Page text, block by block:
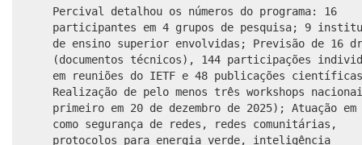
Percival detalhou os números do programa: 16
participantes em 4 grupos de pesquisa; 9
de ensino superior envolvidas; Previsão de 16
(documentos técnicos), 144 participações
em reuniões do IETF e 48 publicações
Realização de pelo menos três workshops
primeiro em 20 de dezembro de 2025); Atuação em
como segurança de redes, redes comunitárias,
protocolos para energia verde, inteligência